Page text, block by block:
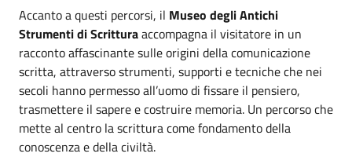
Accanto a questi percorsi, il Museo degli Antichi
Strumenti di Scritturaaccompagna il visitatore in un
racconto affascinante sulle origini della comunicazione
scritta, attraverso strumenti, supporti e tecniche che nei
secoli hanno permesso all’uomo di fissare il pensiero,
trasmettere il sapere e costruire memoria. Un percorso che
mette al centro la scrittura come fondamento della
conoscenza e della civiltà.